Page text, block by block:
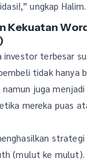
ungkap Halim.
Kekuatan
investor terbesar
tidak hanya
juga
mereka puas
strategi
(mulut ke mulut).